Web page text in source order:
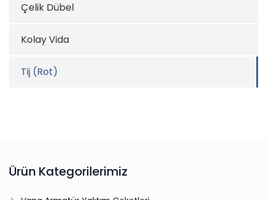
Çelik Dübel
Kolay Vida
Tij (Rot)
Ürün Kategorilerimiz